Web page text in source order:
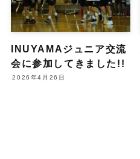
INUYAMAジュニア交流
会に参加してきました!!
2026年4月26日